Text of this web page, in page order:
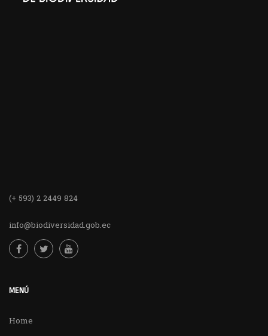
(+ 593) 2 2449 824
info@biodiversidad.gob.ec
MENÚ
Home